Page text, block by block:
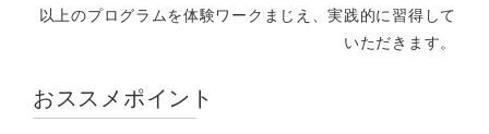
以上のプログラムを体験ワークまじえ、実践的に習得して
いただきます。
おススメポイント